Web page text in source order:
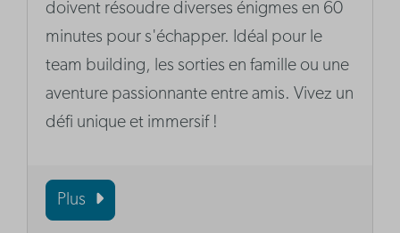
doivent résoudre diverses énigmes en 60
minutes pour s'échapper. Idéal pour le
team building, les sorties en famille ou une
aventure passionnante entre amis. Vivez un
défi unique et immersif !
Plus